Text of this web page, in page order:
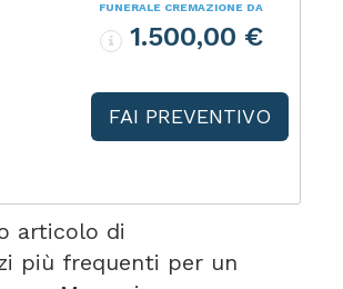
FUNERALE CREMAZIONE DA
1.500,00 €
FAI PREVENTIVO
articolo di
più frequenti per un